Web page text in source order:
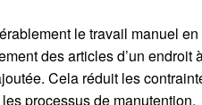
le travail manuel
des articles d’un
Cela réduit les
processus de manutention.